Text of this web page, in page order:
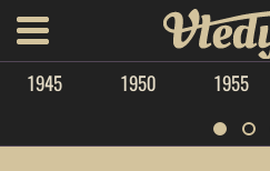
menu Vtedy.sk
1945 1950 1955